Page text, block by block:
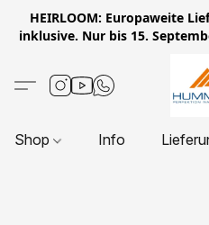
HEIRLOOM: Europaweite
inklusive. Nur bis 15.
Shop Info